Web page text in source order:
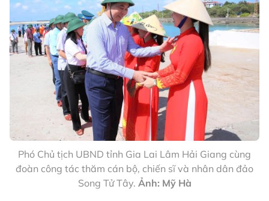
Phó Chủ tịch UBND tỉnh Gia Lai Lâm Hải Giang cùng
đoàn công tác thăm cán bộ, chiến sĩ và nhân dân đảo
Song Tử Tây. Ảnh: Mỹ Hà